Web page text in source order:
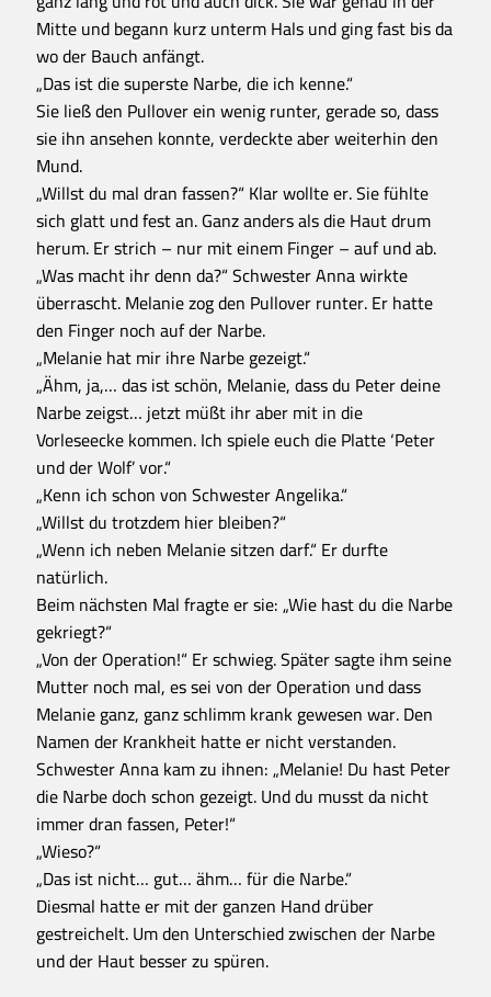
Mitte und begann kurz unterm Hals und ging fast bis da
wo der Bauch anfängt.
„Das ist die superste Narbe, die ich kenne.“
Sie ließ den Pullover ein wenig runter, gerade so, dass
sie ihn ansehen konnte, verdeckte aber weiterhin den
Mund.
„Willst du mal dran fassen?“ Klar wollte er. Sie fühlte
sich glatt und fest an. Ganz anders als die Haut drum
herum. Er strich – nur mit einem Finger – auf und ab.
„Was macht ihr denn da?“ Schwester Anna wirkte
überrascht. Melanie zog den Pullover runter. Er hatte
den Finger noch auf der Narbe.
„Melanie hat mir ihre Narbe gezeigt.“
„Ähm, ja,… das ist schön, Melanie, dass du Peter deine
Narbe zeigst… jetzt müßt ihr aber mit in die
Vorleseecke kommen. Ich spiele euch die Platte ‘Peter
und der Wolf’ vor.“
„Kenn ich schon von Schwester Angelika.“
„Willst du trotzdem hier bleiben?“
„Wenn ich neben Melanie sitzen darf.“ Er durfte
natürlich.
Beim nächsten Mal fragte er sie: „Wie hast du die Narbe
gekriegt?“
„Von der Operation!“ Er schwieg. Später sagte ihm seine
Mutter noch mal, es sei von der Operation und dass
Melanie ganz, ganz schlimm krank gewesen war. Den
Namen der Krankheit hatte er nicht verstanden.
Schwester Anna kam zu ihnen: „Melanie! Du hast Peter
die Narbe doch schon gezeigt. Und du musst da nicht
immer dran fassen, Peter!“
„Wieso?“
„Das ist nicht… gut… ähm… für die Narbe.“
Diesmal hatte er mit der ganzen Hand drüber
gestreichelt. Um den Unterschied zwischen der Narbe
und der Haut besser zu spüren.